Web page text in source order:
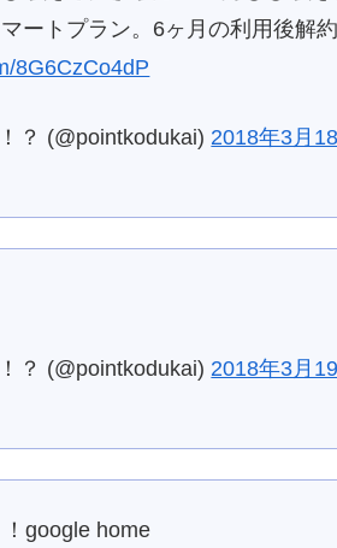
ートプラン。6ヶ月の利用後解
8G6CzCo4dP
？ (@pointkodukai) 2018年3月
？ (@pointkodukai) 2018年3月
google home